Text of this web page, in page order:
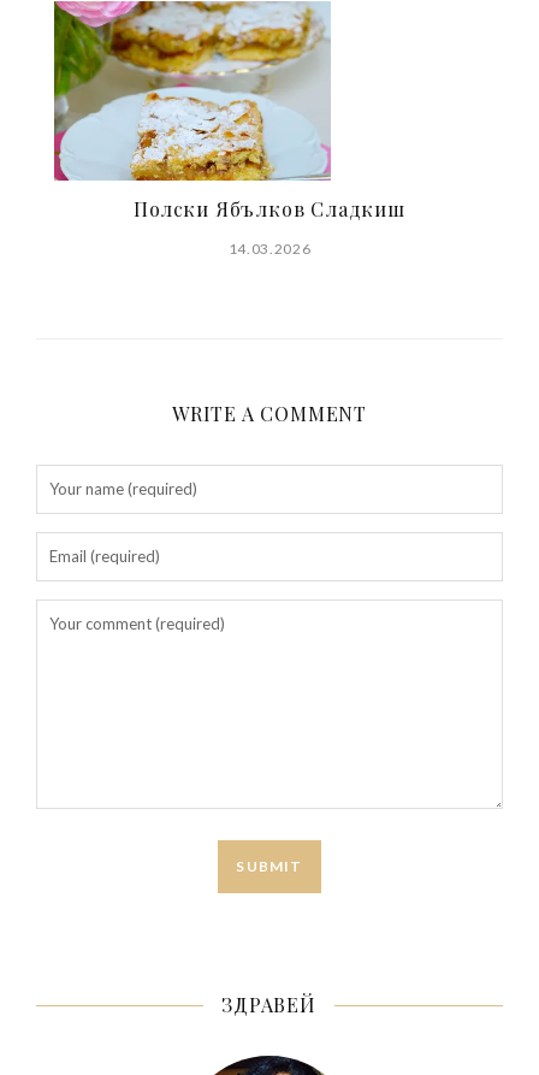
Полски Ябълков Сладкиш
14.03.2026
WRITE A COMMENT
ЗДРАВЕЙ